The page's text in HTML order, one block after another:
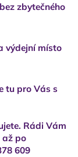
zbytečného
výdejní místo
tu pro Vás s
Rádi Vám
až po
609